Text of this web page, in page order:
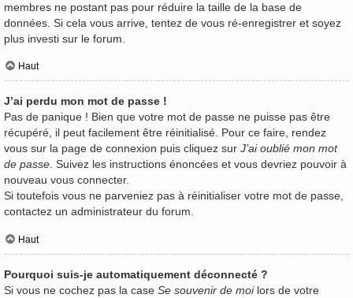
membres ne postant pas pour réduire la taille de la base de
données. Si cela vous arrive, tentez de vous ré-enregistrer et soyez
plus investi sur le forum.
Haut
J’ai perdu mon mot de passe !
Pas de panique ! Bien que votre mot de passe ne puisse pas être
récupéré, il peut facilement être réinitialisé. Pour ce faire, rendez
vous sur la page de connexion puis cliquez sur J’ai oublié mon mot
de passe. Suivez les instructions énoncées et vous devriez pouvoir à
nouveau vous connecter.
Si toutefois vous ne parveniez pas à réinitialiser votre mot de passe,
contactez un administrateur du forum.
Haut
Pourquoi suis-je automatiquement déconnecté ?
Si vous ne cochez pas la case Se souvenir de moilors de votre